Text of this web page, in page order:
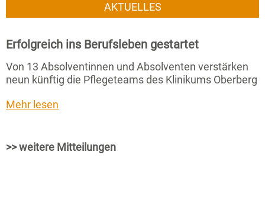
AKTUELLES
Erfolgreich ins Berufsleben gestartet
Von 13 Absolventinnen und Absolventen verstärken
neun künftig die Pflegeteams des Klinikums Oberberg
Mehr lesen
>> weitere Mitteilungen